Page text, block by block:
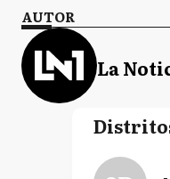
AUTOR
La